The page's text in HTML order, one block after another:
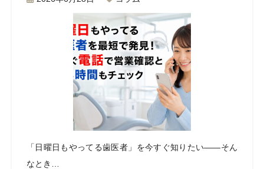
「日曜日もやってる歯医者」を今すぐ知りたい——そん
なとき…